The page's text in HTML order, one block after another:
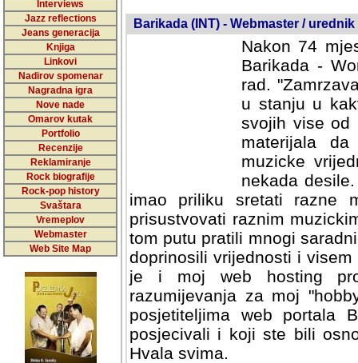
Interviews
Jazz reflections
Jeans generacija
Knjiga
Linkovi
Nadirov spomenar
Nagradna igra
Nove nade
Omarov kutak
Portfolio
Recenzije
Reklamiranje
Rock biografije
Rock-pop history
Svaštara
Vremeplov
Webmaster
Web Site Map
Barikada (INT) - Webmaster / urednik
Nakon 74
Barikada -
rad.
u stanju u
svojih vise od
materijala
muzicke
nekada
imao priliku sretati razne
prisustvovati raznim
tom putu pratili mnogi
doprinosili vrijednosti i
je i moj web hosting
razumijevanja za moj
posjetiteljima web portala
posjecivali i koji ste bili
Hvala svima.